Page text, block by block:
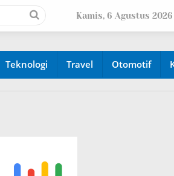
Kamis, 6 Agustus 2026
Teknologi Travel Otomotif